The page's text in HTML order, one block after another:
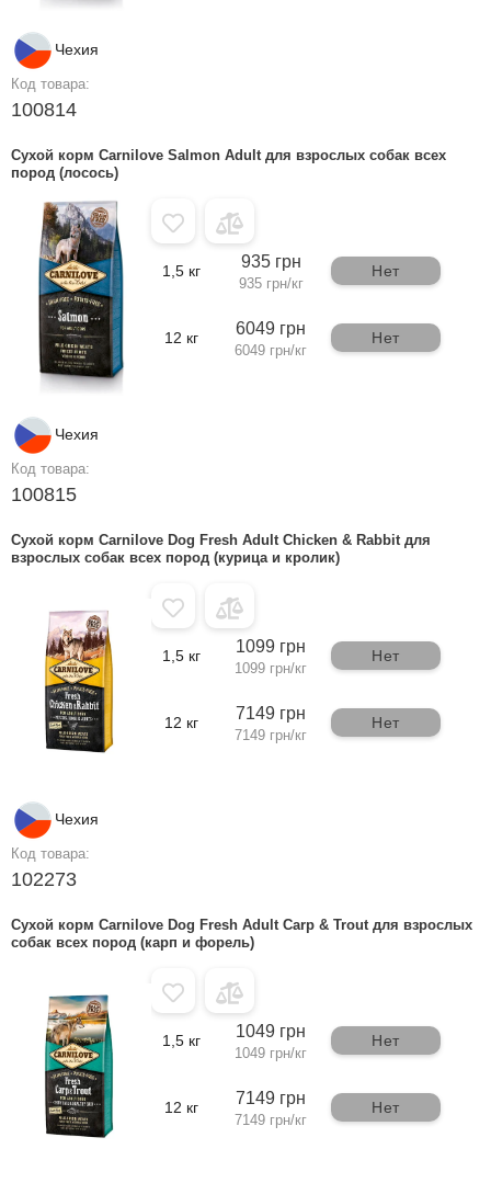
Чехия
Код товара:
100814
Сухой корм Carnilove Salmon Adult для взрослых собак всех
пород (лосось)
Чехия
Код товара:
100815
1,5 кг 935 грн
935 грн/кг
Нет
12 кг 6049 грн
6049 грн/кг
Нет
Сухой корм Carnilove Dog Fresh Adult Chicken & Rabbit для
взрослых собак всех пород (курица и кролик)
Чехия
Код товара:
102273
1,5 кг 1099 грн
1099 грн/кг
Нет
12 кг 7149 грн
7149 грн/кг
Нет
Сухой корм Carnilove Dog Fresh Adult Carp & Trout для взрослых
собак всех пород (карп и форель)
1,5 кг 1049 грн
1049 грн/кг
Нет
12 кг 7149 грн
7149 грн/кг
Нет